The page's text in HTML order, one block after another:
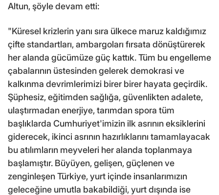
Altun, şöyle devam etti:
"Küresel krizlerin yanı sıra ülkece maruz kaldığımız
çifte standartları, ambargoları fırsata dönüştürerek
her alanda gücümüze güç kattık. Tüm bu engelleme
çabalarının üstesinden gelerek demokrasi ve
kalkınma devrimlerimizi birer birer hayata geçirdik.
Şüphesiz, eğitimden sağlığa, güvenlikten adalete,
ulaştırmadan enerjiye, tarımdan spora tüm
başlıklarda Cumhuriyet'imizin ilk asrının eksiklerini
giderecek, ikinci asrının hazırlıklarını tamamlayacak
bu atılımların meyveleri her alanda toplanmaya
başlamıştır. Büyüyen, gelişen, güçlenen ve
zenginleşen Türkiye, yurt içinde insanlarımızın
geleceğine umutla bakabildiği, yurt dışında ise